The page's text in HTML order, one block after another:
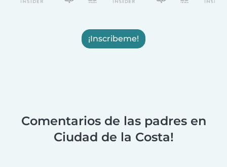
¡Inscribeme!
Comentarios de las padres en
Ciudad de la Costa!